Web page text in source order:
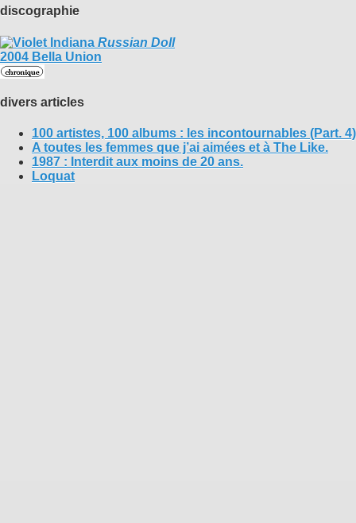
discographie
Russian Doll
2004 Bella Union
divers articles
100 artistes, 100 albums : les incontournables (Part. 4)
A toutes les femmes que j’ai aimées et à The Like.
1987 : Interdit aux moins de 20 ans.
Loquat